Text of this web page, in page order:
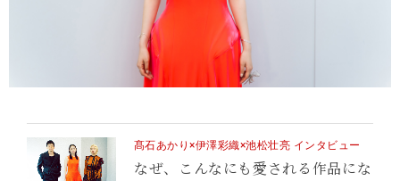
髙石あかり×伊澤彩織×池松壮亮 インタビュー
なぜ、こんなにも愛される作品にな